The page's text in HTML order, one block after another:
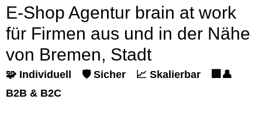
E-Shop Agentur brain at work
für Firmen aus und in der Nähe
von Bremen, Stadt
🧩 Individuell 🛡️ Sicher 📈 Skalierbar
🏢👤
B2B & B2C